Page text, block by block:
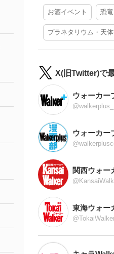
お酒イベント 恐
プラネタリウム・天体
X(旧Twitter)で
ウォーカー
ウォーカー
関西ウォー
東海ウォー